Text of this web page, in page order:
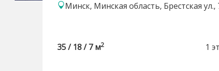
Минск, Минская область, Брестская ул.,
35 / 18 / 7 м2 1